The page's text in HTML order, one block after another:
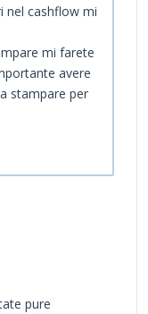
nel cashflow mi
mi farete
avere
stampare per
pure